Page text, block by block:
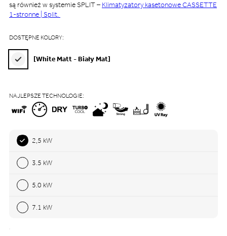
są również w systemie SPLIT – Klimatyzatory kasetonowe CASSETTE
1-stronne | Split.
DOSTĘPNE KOLORY:
[White Matt - Biały Mat]
NAJLEPSZE TECHNOLOGIE:
2,5 kW
3.5 kW
5.0 kW
7.1 kW